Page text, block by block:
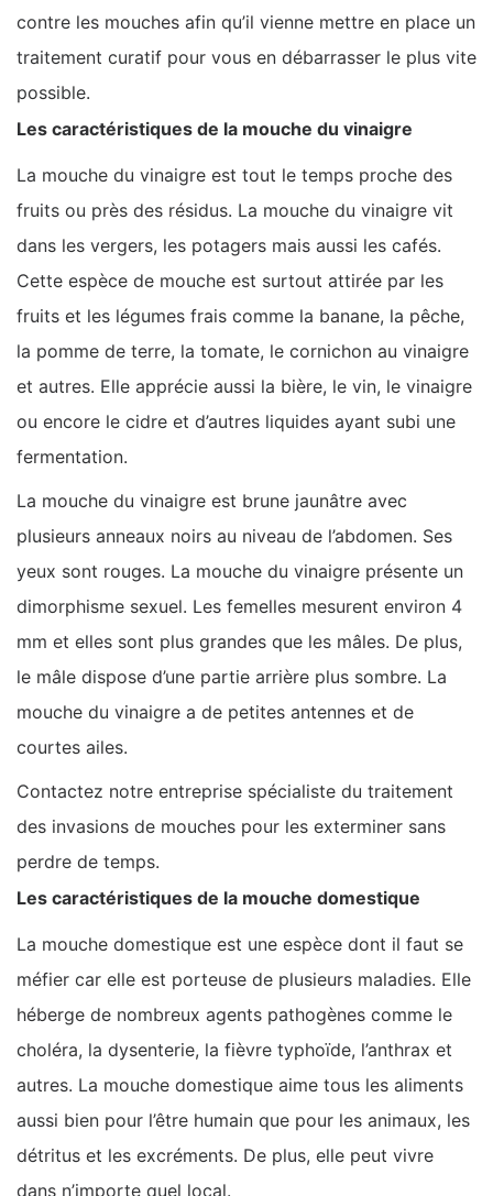
contre les mouches afin qu’il vienne mettre en place un
traitement curatif pour vous en débarrasser le plus vite
possible.
Les caractéristiques de la mouche du vinaigre
La mouche du vinaigre est tout le temps proche des
fruits ou près des résidus. La mouche du vinaigre vit
dans les vergers, les potagers mais aussi les cafés.
Cette espèce de mouche est surtout attirée par les
fruits et les légumes frais comme la banane, la pêche,
la pomme de terre, la tomate, le cornichon au vinaigre
et autres. Elle apprécie aussi la bière, le vin, le vinaigre
ou encore le cidre et d’autres liquides ayant subi une
fermentation.
La mouche du vinaigre est brune jaunâtre avec
plusieurs anneaux noirs au niveau de l’abdomen. Ses
yeux sont rouges. La mouche du vinaigre présente un
dimorphisme sexuel. Les femelles mesurent environ 4
mm et elles sont plus grandes que les mâles. De plus,
le mâle dispose d’une partie arrière plus sombre. La
mouche du vinaigre a de petites antennes et de
courtes ailes.
Contactez notre entreprise spécialiste du traitement
des invasions de mouches pour les exterminer sans
perdre de temps.
Les caractéristiques de la mouche domestique
La mouche domestique est une espèce dont il faut se
méfier car elle est porteuse de plusieurs maladies. Elle
héberge de nombreux agents pathogènes comme le
choléra, la dysenterie, la fièvre typhoïde, l’anthrax et
autres. La mouche domestique aime tous les aliments
aussi bien pour l’être humain que pour les animaux, les
détritus et les excréments. De plus, elle peut vivre
dans n’importe quel local.